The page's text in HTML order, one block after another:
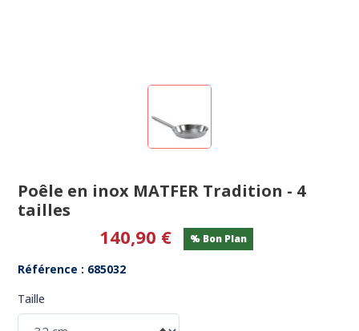
Poêle en inox MATFER Tradition - 4
tailles
140,90 € % Bon Plan
Référence : 685032
Taille